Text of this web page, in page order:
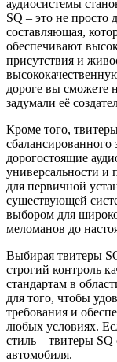
аудиосистемы
SQ – это не просто
составляющая,
обеспечивают
присутствия и
дороге вы сможете
задумали её
Кроме того,
сбалансированного
дорогостоящие
универсальности и
для первичной
существующей
выбором для
меломанов до
Выбирая твитеры
строгий контроль
стандартам в
для того, чтобы
требования и
любых условиях.
стиль – твитеры
автомобиля.